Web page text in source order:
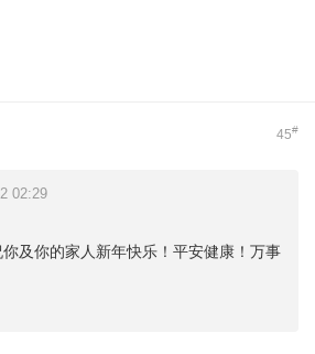
45#
02:29
及你的家人新年快乐！平安健康！万事